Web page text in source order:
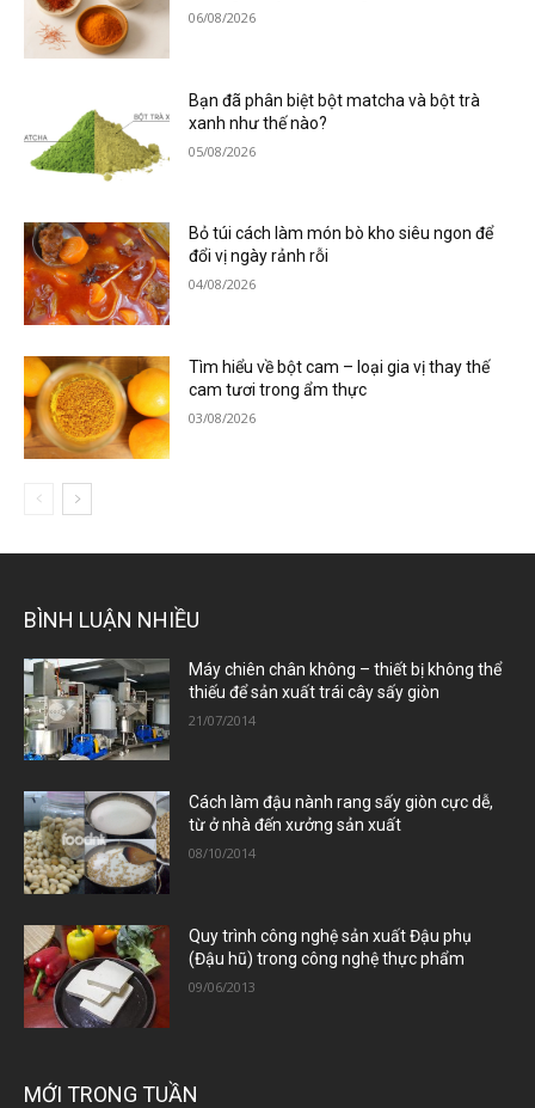
06/08/2026
Bạn đã phân biệt bột matcha và bột trà
xanh như thế nào?
05/08/2026
Bỏ túi cách làm món bò kho siêu ngon để
đổi vị ngày rảnh rỗi
04/08/2026
Tìm hiểu về bột cam – loại gia vị thay thế
cam tươi trong ẩm thực
03/08/2026
BÌNH LUẬN NHIỀU
Máy chiên chân không – thiết bị không thể
thiếu để sản xuất trái cây sấy giòn
21/07/2014
Cách làm đậu nành rang sấy giòn cực dễ,
từ ở nhà đến xưởng sản xuất
08/10/2014
Quy trình công nghệ sản xuất Đậu phụ
(Đậu hũ) trong công nghệ thực phẩm
09/06/2013
MỚI TRONG TUẦN